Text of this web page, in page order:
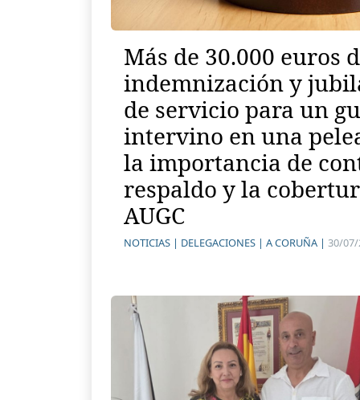
Más de 30.000 euros
indemnización y
de servicio para un
intervino en una
la importancia de
respaldo y la
AUGC
NOTICIAS | DELEGACIONES | A CORUÑA | 30/